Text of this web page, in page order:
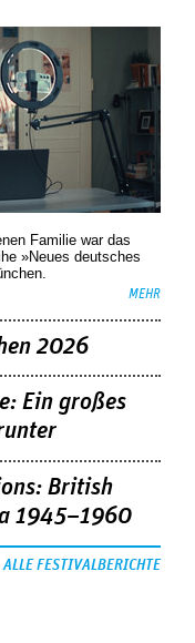
Familie war das
»Neues deutsches
MEHR
2026
Ein großes
British
1945–1960
ALLE FESTIVALBERICHTE